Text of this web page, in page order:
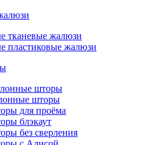
тканевые жалюзи
пластиковые жалюзи
шторы
шторы
для проёма
блэкаут
без сверления